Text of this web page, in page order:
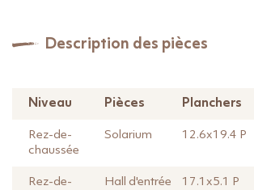
Description des pièces
Niveau Pièces Planchers
Rez-de-
chaussée
Solarium 12.6x19.4 P
Rez-de-
Hall d'entrée 17.1x5.1 P